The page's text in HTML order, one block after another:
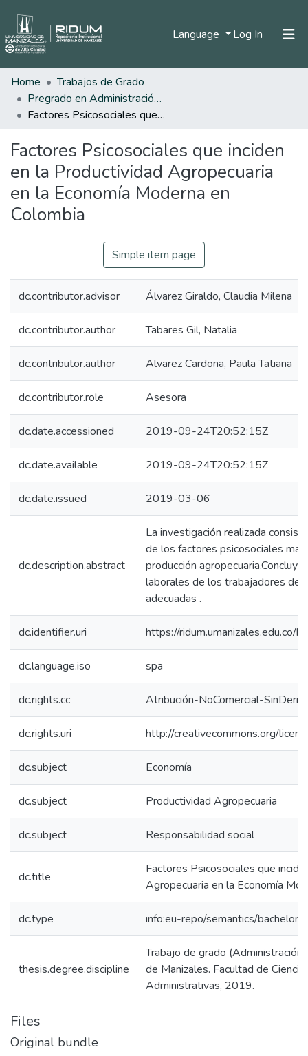
Language Log In (current)
Statistics
Home
Trabajos de Grado
Pregrado en Administración de Empresas
Factores Psicosociales que inciden en la Productividad Agropecuaria en la Economía Moderna en Colombia
Factores Psicosociales que inciden
en la Productividad Agropecuaria
en la Economía Moderna en
Colombia
Simple item page
dc.contributor.advisor Álvarez Giraldo, Claudia Milena
dc.contributor.author Tabares Gil, Natalia
dc.contributor.author Alvarez Cardona, Paula Tatiana
dc.contributor.role Asesora
dc.date.accessioned 2019-09-24T20:52:15Z
dc.date.available 2019-09-24T20:52:15Z
dc.date.issued 2019-03-06
dc.description.abstract
La investigación realizada
de los factores psicosociales
producción
laborales de los trabajadores del
adecuadas .
dc.identifier.uri https://
dc.language.iso spa
dc.rights.cc Atribución-NoComercial-
dc.rights.uri http://creativecommons.org/
dc.subject Economía
dc.subject Productividad Agropecuaria
dc.subject Responsabilidad social
dc.title
Factores Psicosociales que
Agropecuaria en la Economía
dc.type info:eu-repo/semantics/
thesis.degree.discipline
Trabajo de grado
de Manizales. Facultad de
Administrativas, 2019.
Files
Original bundle